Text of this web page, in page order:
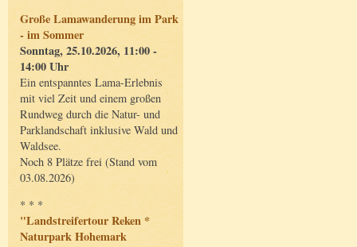
Große Lamawanderung im Park
- im Sommer
Sonntag, 25.10.2026, 11:00 -
14:00 Uhr
Ein entspanntes Lama-Erlebnis
mit viel Zeit und einem großen
Rundweg durch die Natur- und
Parklandschaft inklusive Wald und
Waldsee.
Noch 8 Plätze frei (Stand vom
03.08.2026)
* * *
"Landstreifertour Reken *
Naturpark Hohemark